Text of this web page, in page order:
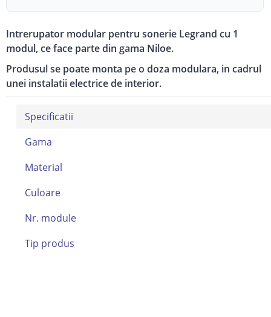
Intrerupator modular pentru sonerie Legrand cu 1
modul, ce face parte din gama Niloe.
Produsul se poate monta pe o doza modulara, in cadrul
unei instalatii electrice de interior.
Specificatii
Gama
Material
Culoare
Nr. module
Tip produs